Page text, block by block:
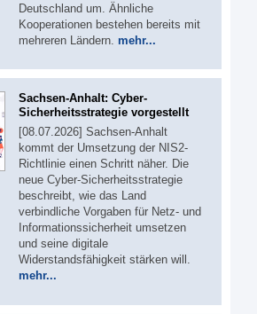
Deutschland um. Ähnliche
Kooperationen bestehen bereits mit
mehreren Ländern. mehr...
Sachsen-Anhalt: Cyber-
Sicherheitsstrategie vorgestellt
[08.07.2026] Sachsen-Anhalt
kommt der Umsetzung der NIS2-
Richtlinie einen Schritt näher. Die
neue Cyber-Sicherheitsstrategie
beschreibt, wie das Land
verbindliche Vorgaben für Netz- und
Informationssicherheit umsetzen
und seine digitale
Widerstandsfähigkeit stärken will.
mehr...